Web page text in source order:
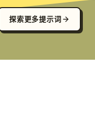
探索更多提示词